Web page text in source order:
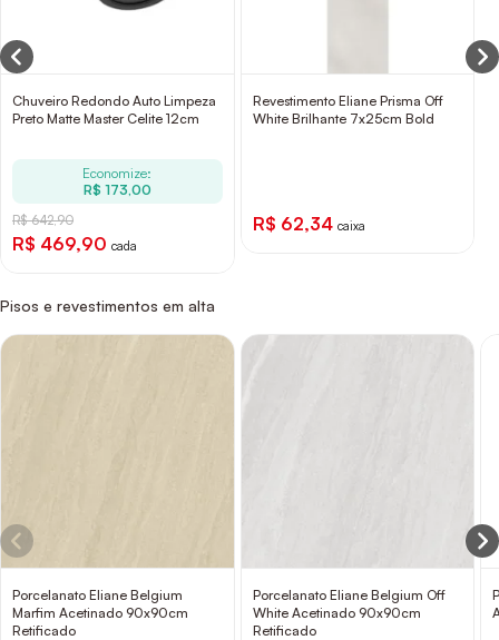
Chuveiro Redondo Auto Limpeza
Preto Matte Master Celite 12cm
Economize:
R$ 173,00
R$ 642,90
R$ 469,90 cada
Revestimento Eliane Prisma Off
White Brilhante 7x25cm Bold
R$ 62,34 caixa
Pisos e revestimentos em alta
Porcelanato Eliane Belgium
Marfim Acetinado 90x90cm
Retificado
Porcelanato Eliane Belgium Off
White Acetinado 90x90cm
Retificado